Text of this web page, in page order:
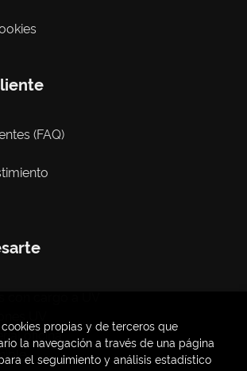
(FAQ)
oficina
propias y de terceros que
la navegación a través de una página
el seguimiento y análisis estadístico